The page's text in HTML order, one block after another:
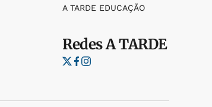
A TARDE EDUCAÇÃO
RedesA TARDE